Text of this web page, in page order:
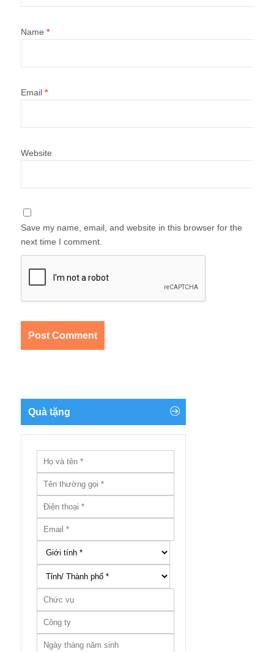
Name *
Email *
Website
Save my name, email, and website in this browser for the
next time I comment.
Quà tặng